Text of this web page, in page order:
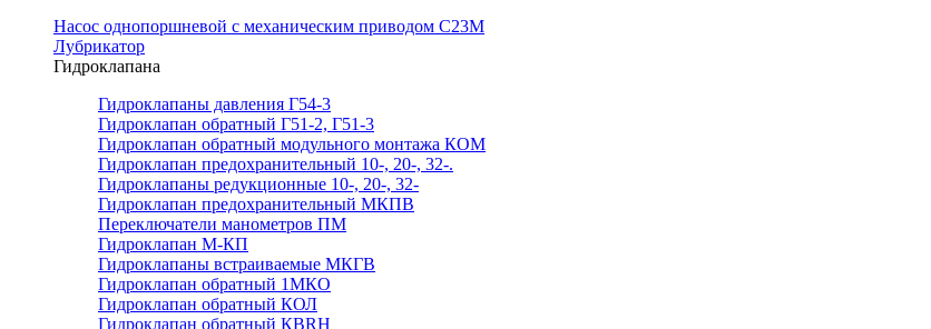
Насос однопоршневой с механическим приводом С23М
Лубрикатор
Гидроклапана
Гидроклапаны давления Г54-3
Гидроклапан обратный Г51-2, Г51-3
Гидроклапан обратный модульного монтажа КОМ
Гидроклапан предохранительный 10-, 20-, 32-.
Гидроклапаны редукционные 10-, 20-, 32-
Гидроклапан предохранительный МКПВ
Переключатели манометров ПМ
Гидроклапан М-КП
Гидроклапаны встраиваемые МКГВ
Гидроклапан обратный 1МКО
Гидроклапан обратный КОЛ
Гидроклапан обратный КВRН